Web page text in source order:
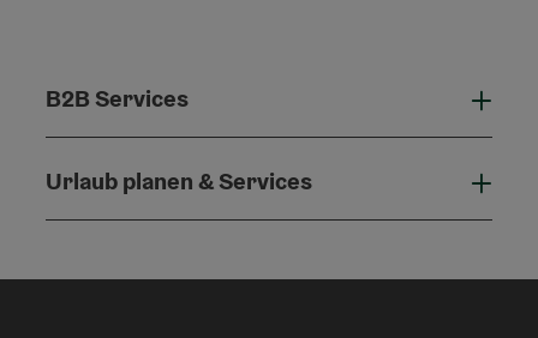
B2B Services
Urlaub planen & Services